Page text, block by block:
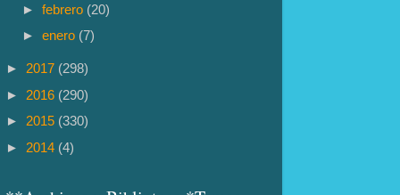
►febrero (20)
►enero (7)
► 2017 (298)
► 2016 (290)
► 2015 (330)
► 2014 (4)